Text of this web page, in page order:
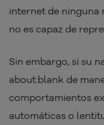
internet de ninguna
no es capaz de
Sin embargo, si su
about:blank de
comportamientos
automáticas o